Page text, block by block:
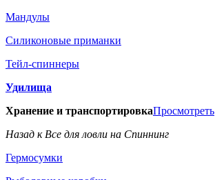
Мандулы
Силиконовые приманки
Тейл-спиннеры
Удилища
Хранение и транспортировкаПросмотреть
Назад к Все для ловли на Спиннинг
Гермосумки